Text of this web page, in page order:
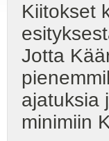
Kiitokset
Jotta
ajatuksia
minimiin